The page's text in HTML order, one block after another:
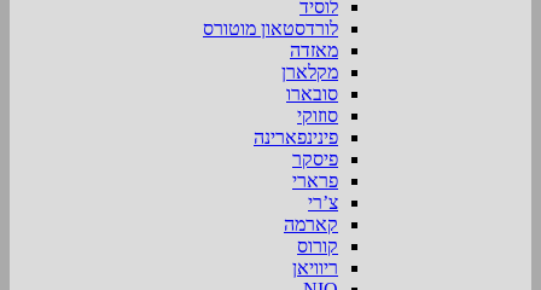
לוסיד
לורדסטאון מוטורס
מאזדה
מקלארן
סובארו
סוזוקי
פינינפארינה
פיסקר
פרארי
צ’רי
קארמה
קורוס
ריוויאן